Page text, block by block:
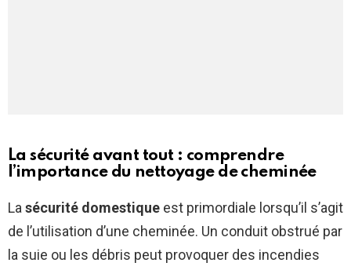
La sécurité avant tout : comprendre
l’importance du nettoyage de cheminée
Lasécurité domestique est primordiale lorsqu’il s’agit
de l’utilisation d’une cheminée. Un conduit obstrué par
la suie ou les débris peut provoquer des incendies